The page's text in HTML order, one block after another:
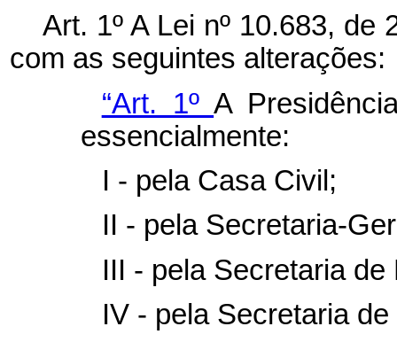
Art. 1º A Lei nº 10.683,
com as seguintes alterações:
“Art. 1ºA
essencialmente:
I - pela Casa Civil;
II - pela Secretaria-
III - pela Secretaria
IV - pela Secretaria